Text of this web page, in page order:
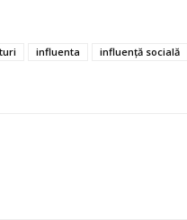
influenta influență socială